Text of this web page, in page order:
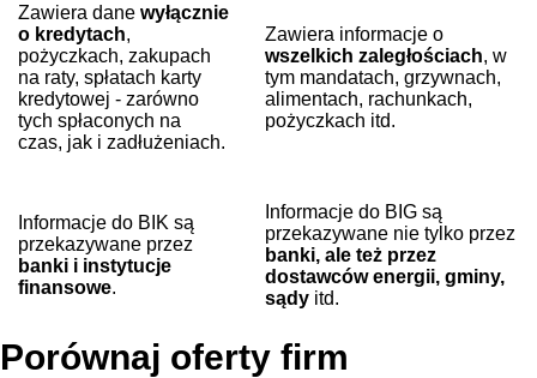
Zawiera dane wyłącznie
o kredytach,
pożyczkach, zakupach
na raty, spłatach karty
kredytowej - zarówno
tych spłaconych na
czas, jak i zadłużeniach.
Zawiera informacje o
wszelkich zaległościach, w
tym mandatach, grzywnach,
alimentach, rachunkach,
pożyczkach itd.
Informacje do BIK są
przekazywane przez
banki i instytucje
finansowe.
Informacje do BIG są
przekazywane nie tylko przez
banki, ale też przez
dostawców energii, gminy,
sądy itd.
Porównaj oferty firm